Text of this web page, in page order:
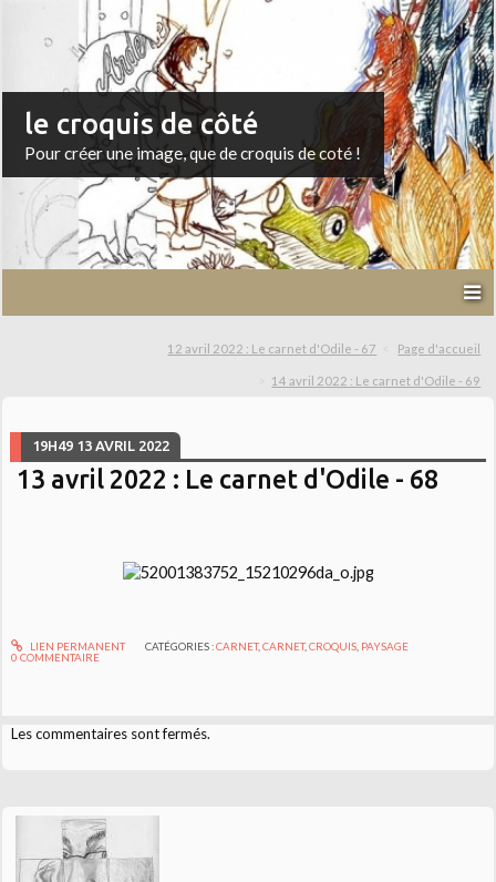
le croquis de côté
Pour créer une image, que de croquis de coté !
12 avril 2022 : Le carnet d'Odile - 67 Page d'accueil
14 avril 2022 : Le carnet d'Odile - 69
19H49 13 AVRIL 2022
13 avril 2022 : Le carnet d'Odile - 68
LIEN PERMANENT CATÉGORIES :CARNET,CARNET,CROQUIS, PAYSAGE
0 COMMENTAIRE
Les commentaires sont fermés.